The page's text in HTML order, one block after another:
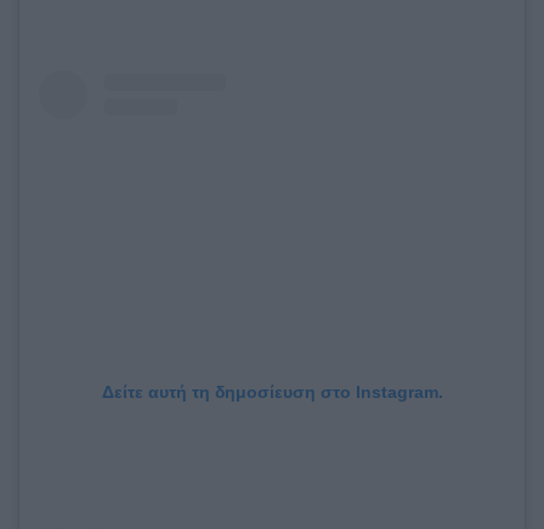
Δείτε αυτή τη δημοσίευση στο Instagram.